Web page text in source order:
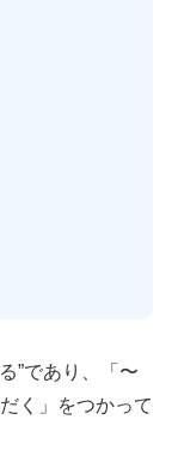
”であり、「〜
く」をつかって